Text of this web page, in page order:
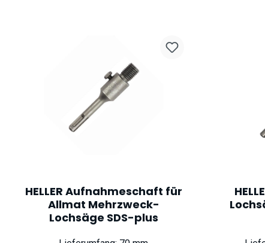
HELLER Aufnahmeschaft für
Allmat Mehrzweck-
Lochsäge SDS-plus